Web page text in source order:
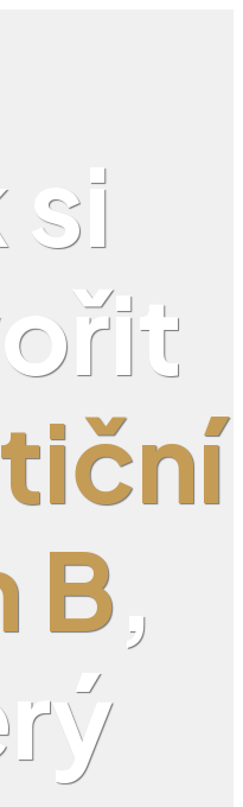
si
B ,